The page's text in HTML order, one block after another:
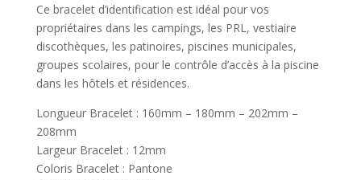
Ce bracelet d’identification est idéal pour vos
propriétaires dans les campings, les PRL, vestiaire
discothèques, les patinoires, piscines municipales,
groupes scolaires, pour le contrôle d’accès à la piscine
dans les hôtels et résidences.
Longueur Bracelet : 160mm – 180mm – 202mm –
208mm
Largeur Bracelet : 12mm
Coloris Bracelet : Pantone